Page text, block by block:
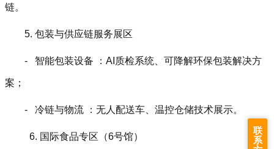
链。
5. 包装与供应链服务展区
- 智能包装设备 ：AI质检系统、可降解环保包装解决方
案；
- 冷链与物流 ：无人配送车、温控仓储技术展示。
6. 国际食品专区（6号馆）
联
系